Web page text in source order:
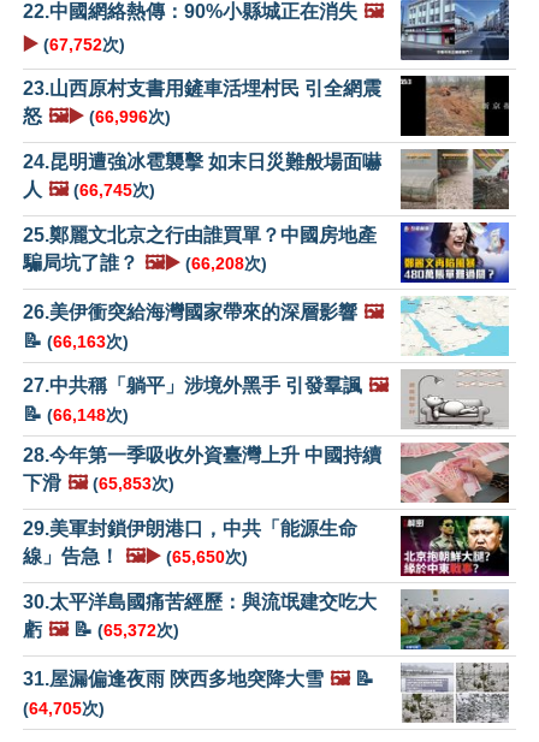
22.中國網絡熱傳：90%小縣城正在消失 🖼️
▶️ (67,752次)
23.山西原村支書用鏟車活埋村民 引全網震
怒 🖼️▶️ (66,996次)
24.昆明遭強冰雹襲擊 如末日災難般場面嚇
人 🖼️ (66,745次)
25.鄭麗文北京之行由誰買單？中國房地產
騙局坑了誰？ 🖼️▶️ (66,208次)
26.美伊衝突給海灣國家帶來的深層影響 🖼️
📝 (66,163次)
27.中共稱「躺平」涉境外黑手 引發羣諷 🖼️
📝 (66,148次)
28.今年第一季吸收外資臺灣上升 中國持續
下滑 🖼️ (65,853次)
29.美軍封鎖伊朗港口，中共「能源生命
線」告急！
🖼️▶️ (65,650次)
30.太平洋島國痛苦經歷：與流氓建交吃大
虧 🖼️📝 (65,372次)
31.屋漏偏逢夜雨 陝西多地突降大雪 🖼️📝
(64,705次)